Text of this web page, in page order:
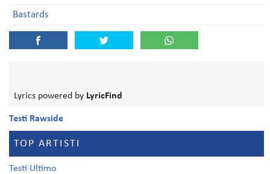
Bastards
Lyrics powered by LyricFind
Testi Rawside
TOP ARTISTI
Testi Ultimo